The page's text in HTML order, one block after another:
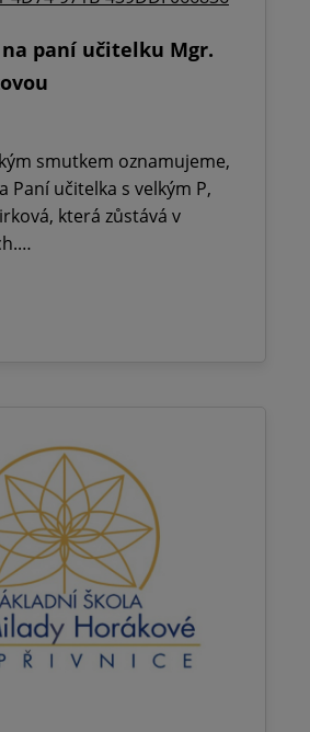
paní učitelku Mgr.
smutkem oznamujeme,
Paní učitelka s velkým P,
která zůstává v